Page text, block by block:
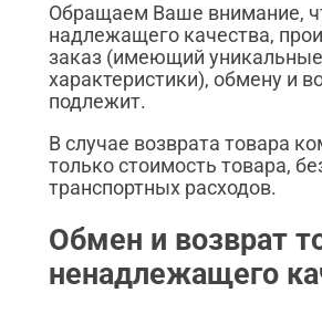
Обращаем Ваше внимание,
надлежащего качества,
заказ (имеющий
характеристики), обмену и
подлежит.
В случае возврата товара
только стоимость товара,
транспортных расходов.
Обмен и возврат
ненадлежащего